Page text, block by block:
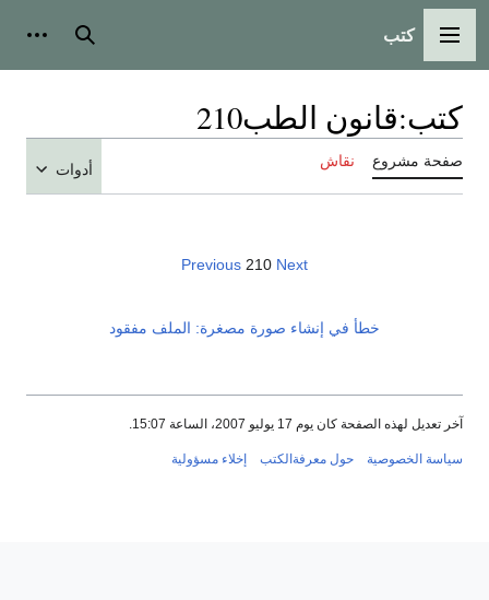
القائمة الرئيسية
كتب بحث
كتب:قانون الطب210
صفحة مشروع نقاش أدوات
Previous 210 Next
خطأ في إنشاء صورة مصغرة: الملف مفقود
آخر تعديل لهذه الصفحة كان يوم 17 يوليو 2007، الساعة 15:07.
سياسة الخصوصية حول معرفةالكتب إخلاء مسؤولية